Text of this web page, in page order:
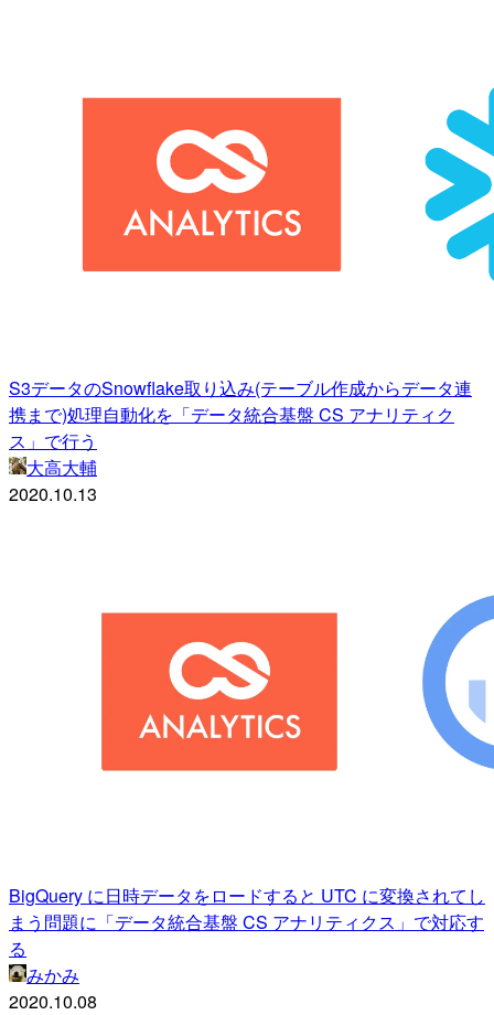
S3データのSnowflake取り込み(テーブル作成からデータ連
携まで)処理自動化を「データ統合基盤 CS アナリティク
ス」で行う
大高大輔
2020.10.13
BigQuery に日時データをロードすると UTC に変換されてし
まう問題に「データ統合基盤 CS アナリティクス」で対応す
る
みかみ
2020.10.08